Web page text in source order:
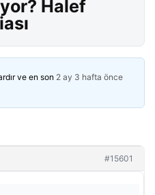
Halef
ve en son 2 ay 3 hafta önce
#15601